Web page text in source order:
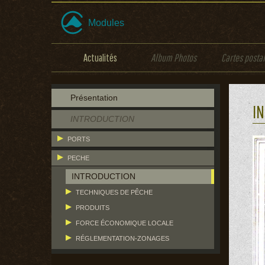
Modules
Actualités Album Photos Cartes
Présentation
INTRODUCTION
PORTS
PECHE
INTRODUCTION
TECHNIQUES DE PÊCHE
PRODUITS
FORCE ÉCONOMIQUE LOCALE
RÉGLEMENTATION-ZONAGES